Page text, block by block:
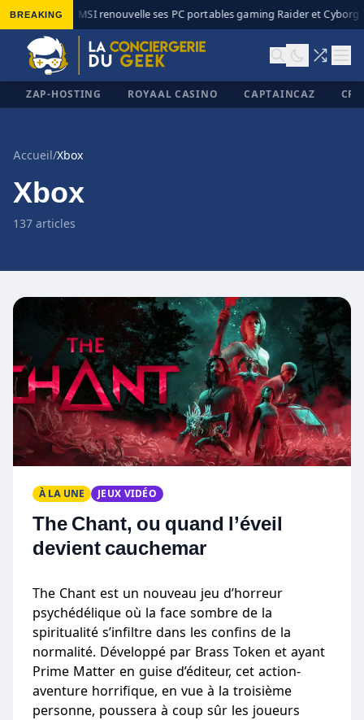
BREAKING◆ MSI renouvelle ses PC portables gaming Raider et Cyborg
ZAP-HOSTING ROYAAL CASINO CAPTAINCAZ
Accueil/Xbox
Xbox
137 articles
À LA UNE JEUX VIDÉO
The Chant, ou quand l’éveil
devient cauchemar
The Chant est un nouveau jeu d’horreur
psychédélique où la face sombre de la
spiritualité s’infiltre dans les confins de la
normalité. Développé par Brass Token et ayant
Prime Matter en guise d’éditeur, cet action-
aventure horrifique, en vue à la troisième
personne, poussera à coup sûr les joueurs